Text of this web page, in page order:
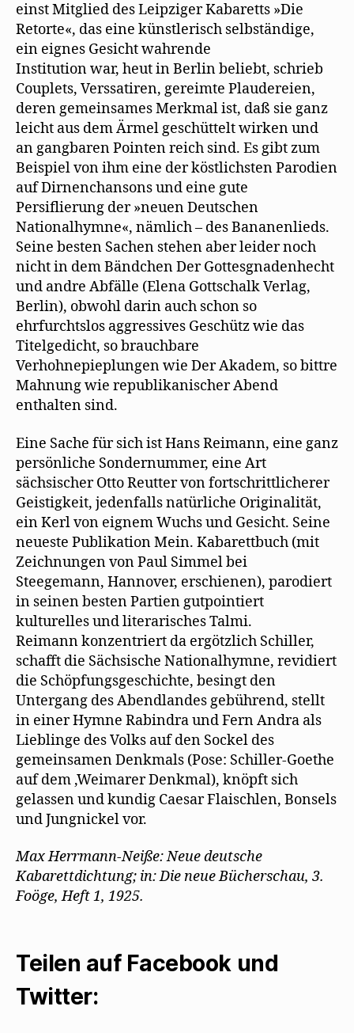
einst Mitglied des Leipziger Kabaretts »Die
Retorte«, das eine künstlerisch selbständige,
ein eignes Gesicht wahrende
Institution war, heut in Berlin beliebt, schrieb
Couplets, Verssatiren, gereimte Plaudereien,
deren gemeinsames Merkmal ist, daß sie ganz
leicht aus dem Ärmel geschüttelt wirken und
an gangbaren Pointen reich sind. Es gibt zum
Beispiel von ihm eine der köstlichsten Parodien
auf Dirnenchansons und eine gute
Persiflierung der »neuen Deutschen
Nationalhymne«, nämlich – des Bananenlieds.
Seine besten Sachen stehen aber leider noch
nicht in dem Bändchen Der Gottesgnadenhecht
und andre Abfälle (Elena Gottschalk Verlag,
Berlin), obwohl darin auch schon so
ehrfurchtslos aggressives Geschütz wie das
Titelgedicht, so brauchbare
Verhohnepieplungen wie Der Akadem, so bittre
Mahnung wie republikanischer Abend
enthalten sind.
Eine Sache für sich ist Hans Reimann, eine ganz
persönliche Sondernummer, eine Art
sächsischer Otto Reutter von fortschrittlicherer
Geistigkeit, jedenfalls natürliche Originalität,
ein Kerl von eignem Wuchs und Gesicht. Seine
neueste Publikation Mein. Kabarettbuch (mit
Zeichnungen von Paul Simmel bei
Steegemann, Hannover, erschienen), parodiert
in seinen besten Partien gutpointiert
kulturelles und literarisches Talmi.
Reimann konzentriert da ergötzlich Schiller,
schafft die Sächsische Nationalhymne, revidiert
die Schöpfungsgeschichte, besingt den
Untergang des Abendlandes gebührend, stellt
in einer Hymne Rabindra und Fern Andra als
Lieblinge des Volks auf den Sockel des
gemeinsamen Denkmals (Pose: Schiller-Goethe
auf dem ‚Weimarer Denkmal), knöpft sich
gelassen und kundig Caesar Flaischlen, Bonsels
und Jungnickel vor.
Max Herrmann-Neiße: Neue deutsche
Kabarettdichtung; in: Die neue Bücherschau, 3.
Foöge, Heft 1, 1925.
Teilen auf Facebook und
Twitter: